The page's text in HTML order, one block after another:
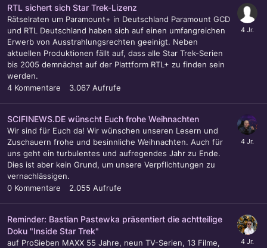
RTL sichert sich Star Trek-Lizenz
Rätselraten um Paramount+ in Deutschland Paramount GCD
und RTL Deutschland haben sich auf einen umfangreichen
Erwerb von Ausstrahlungsrechten geeinigt. Neben
aktuellen Produktionen fällt auf, dass alle Star Trek-Serien
bis 2005 demnächst auf der Plattform RTL+ zu finden sein
werden.
4 Kommentare 3.067 Aufrufe
SCIFINEWS.DE wünscht Euch frohe Weihnachten
Wir sind für Euch da! Wir wünschen unseren Lesern und
Zuschauern frohe und besinnliche Weihnachten. Auch für
uns geht ein turbulentes und aufregendes Jahr zu Ende.
Dies ist aber kein Grund, um unsere Verpflichtungen zu
vernachlässigen.
0 Kommentare 2.055 Aufrufe
Reminder: Bastian Pastewka präsentiert die achtteilige
Doku "Inside Star Trek"
auf ProSieben MAXX 55 Jahre, neun TV-Serien, 13 Filme,